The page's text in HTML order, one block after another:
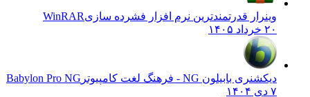
وینرار قدرتمندترین نرم افزار فشرده سازیWinRAR
۲۰ خرداد ۱۴۰۵
دیکشنری بابیلون NG - فرهنگ لغت کامپیوتر
Babylon Pro NG